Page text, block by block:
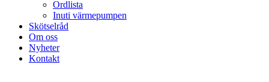
Ordlista
Inuti värmepumpen
Skötselråd
Om oss
Nyheter
Kontakt